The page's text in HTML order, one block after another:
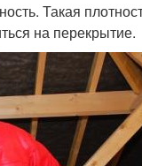
Такая
на перекрытие.